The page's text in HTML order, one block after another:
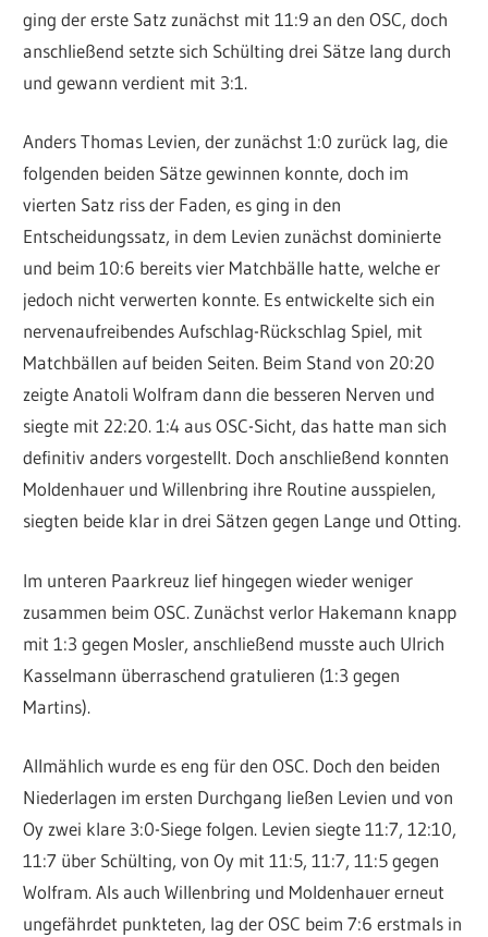
ging der erste Satz zunächst mit 11:9 an den OSC, doch
anschließend setzte sich Schülting drei Sätze lang durch
und gewann verdient mit 3:1.
Anders Thomas Levien, der zunächst 1:0 zurück lag, die
folgenden beiden Sätze gewinnen konnte, doch im
vierten Satz riss der Faden, es ging in den
Entscheidungssatz, in dem Levien zunächst dominierte
und beim 10:6 bereits vier Matchbälle hatte, welche er
jedoch nicht verwerten konnte. Es entwickelte sich ein
nervenaufreibendes Aufschlag-Rückschlag Spiel, mit
Matchbällen auf beiden Seiten. Beim Stand von 20:20
zeigte Anatoli Wolfram dann die besseren Nerven und
siegte mit 22:20. 1:4 aus OSC-Sicht, das hatte man sich
definitiv anders vorgestellt. Doch anschließend konnten
Moldenhauer und Willenbring ihre Routine ausspielen,
siegten beide klar in drei Sätzen gegen Lange und Otting.
Im unteren Paarkreuz lief hingegen wieder weniger
zusammen beim OSC. Zunächst verlor Hakemann knapp
mit 1:3 gegen Mosler, anschließend musste auch Ulrich
Kasselmann überraschend gratulieren (1:3 gegen
Martins).
Allmählich wurde es eng für den OSC. Doch den beiden
Niederlagen im ersten Durchgang ließen Levien und von
Oy zwei klare 3:0-Siege folgen. Levien siegte 11:7, 12:10,
11:7 über Schülting, von Oy mit 11:5, 11:7, 11:5 gegen
Wolfram. Als auch Willenbring und Moldenhauer erneut
ungefährdet punkteten, lag der OSC beim 7:6 erstmals in